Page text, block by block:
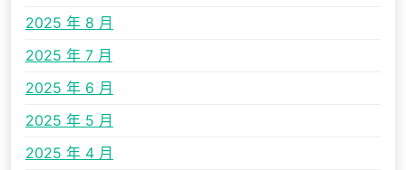
2025 年 8 月
2025 年 7 月
2025 年 6 月
2025 年 5 月
2025 年 4 月